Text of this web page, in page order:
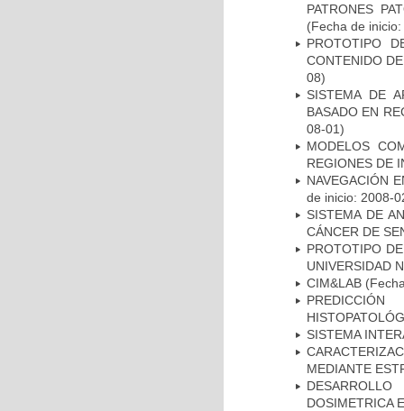
PATRONES
(Fecha de
PROTOTIPO
CONTENIDO
08)
SISTEMA DE
BASADO EN
08-01)
MODELOS
REGIONES DE
NAVEGACIÓN
de inicio: 2008-
SISTEMA DE
CÁNCER DE
PROTOTIPO
UNIVERSIDAD
CIM&LAB
SISTEMA
MEDIANTE
DOSIMETRICA